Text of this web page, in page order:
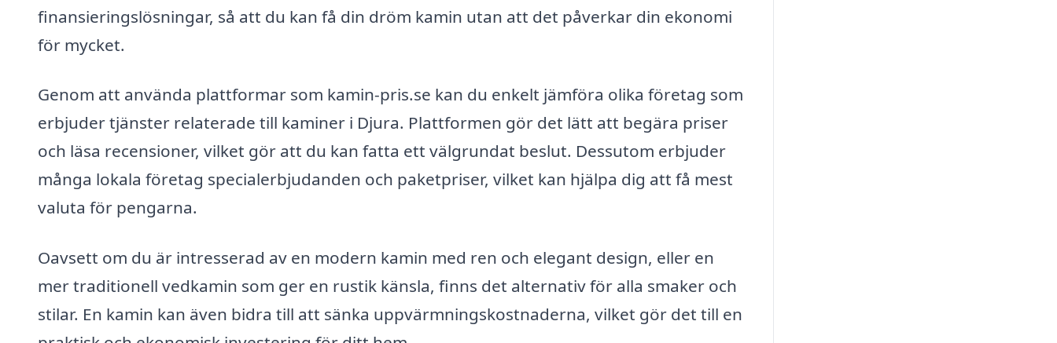
finansieringslösningar, så att du kan få din dröm kamin utan att det påverkar din ekonomi
för mycket.
Genom att använda plattformar som kamin-pris.se kan du enkelt jämföra olika företag som
erbjuder tjänster relaterade till kaminer i Djura. Plattformen gör det lätt att begära priser
och läsa recensioner, vilket gör att du kan fatta ett välgrundat beslut. Dessutom erbjuder
många lokala företag specialerbjudanden och paketpriser, vilket kan hjälpa dig att få mest
valuta för pengarna.
Oavsett om du är intresserad av en modern kamin med ren och elegant design, eller en
mer traditionell vedkamin som ger en rustik känsla, finns det alternativ för alla smaker och
stilar. En kamin kan även bidra till att sänka uppvärmningskostnaderna, vilket gör det till en